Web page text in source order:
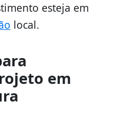
esteja em
local.
em